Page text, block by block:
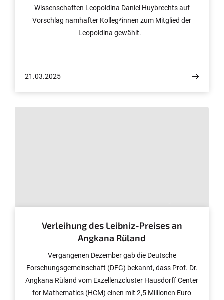
Wissenschaften Leopoldina Daniel Huybrechts auf
Vorschlag namhafter Kolleg*innen zum Mitglied der
Leopoldina gewählt.
21.03.2025
Verleihung des Leibniz-Preises an
Angkana Rüland
Vergangenen Dezember gab die Deutsche
Forschungsgemeinschaft (DFG) bekannt, dass Prof. Dr.
Angkana Rüland vom Exzellenzcluster Hausdorff Center
for Mathematics (HCM) einen mit 2,5 Millionen Euro